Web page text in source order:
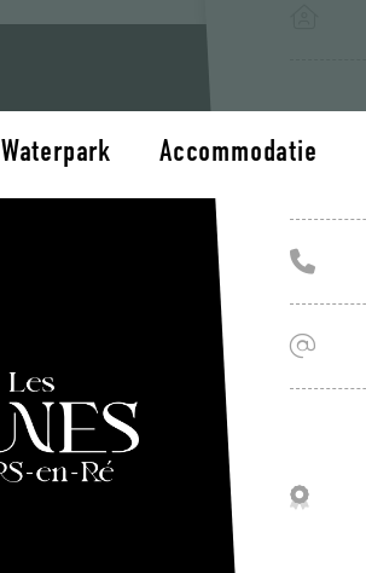
Waterpark Accommodatie